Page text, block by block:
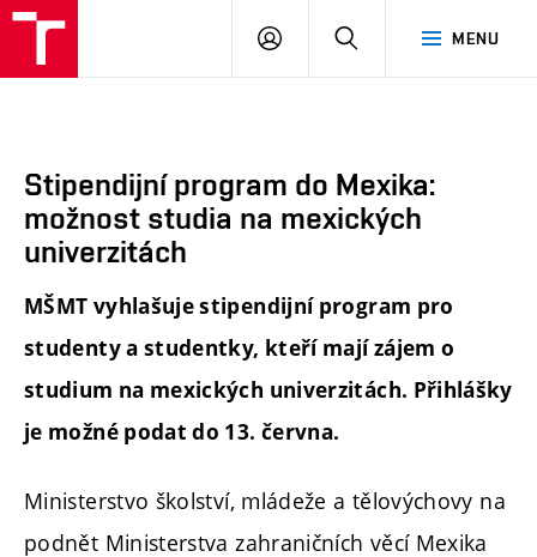
MENU
PŘIHLÁSIT
Stipendijní program do Mexika:
možnost studia na mexických
univerzitách
MŠMT vyhlašuje stipendijní program pro
studenty a studentky, kteří mají zájem o
studium na mexických univerzitách. Přihlášky
je možné podat do 13. června.
Ministerstvo školství, mládeže a tělovýchovy na
podnět Ministerstva zahraničních věcí Mexika